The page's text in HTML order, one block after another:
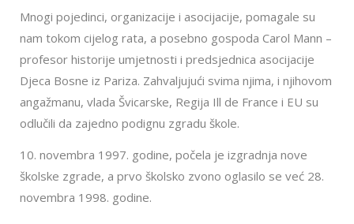
Mnogi pojedinci, organizacije i asocijacije, pomagale su
nam tokom cijelog rata, a posebno gospoda Carol Mann –
profesor historije umjetnosti i predsjednica asocijacije
Djeca Bosne iz Pariza. Zahvaljujući svima njima, i njihovom
angažmanu, vlada Švicarske, Regija Ill de France i EU su
odlučili da zajedno podignu zgradu škole.
10. novembra 1997. godine, počela je izgradnja nove
školske zgrade, a prvo školsko zvono oglasilo se već 28.
novembra 1998. godine.